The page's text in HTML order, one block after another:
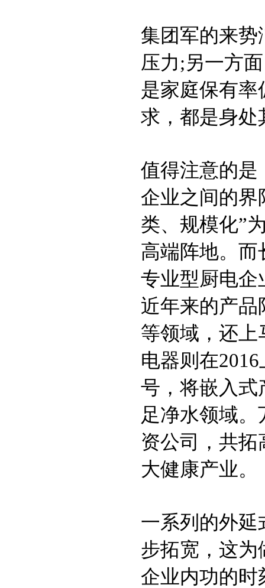
集团军的来势
压力;另一方
是家庭保有率
求，都是身处
值得注意的是
企业之间的界
类、规模化”
高端阵地。而
专业型厨电企
近年来的产品
等领域，还上
电器则在
号，将嵌入式
足净水领域
资公司，共
大健康产业。
一系列的外延
步拓宽，这为
企业内功的时